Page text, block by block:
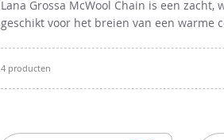
Lana Grossa McWool Chain is een
geschikt voor het breien van een warme
4producten